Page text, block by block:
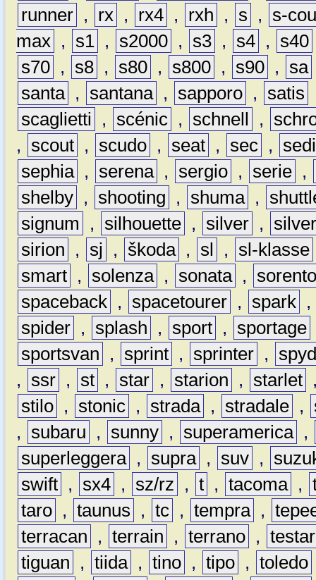
runner , rx , rx4 , rxh , s ,
s-
max , s1 , s2000 , s3 , s4 , s40
s70 , s8 , s80 , s800 , s90 , sa
santa , santana , sapporo , satis
scaglietti
, scénic , schnell ,
,
scout , scudo , seat , sec ,
sephia , serena , sergio , serie ,
shelby , shooting , shuma ,
signum
, silhouette , silver ,
sirion
, sj , škoda , sl , sl-klasse
smart , solenza , sonata ,
spaceback , spacetourer , spark ,
spider , splash , sport , sportage
sportsvan
, sprint , sprinter ,
,
ssr , st , star , starion , starlet
stilo , stonic , strada , stradale ,
,
subaru , sunny , superamerica ,
superleggera , supra , suv ,
swift , sx4 , sz/rz , t , tacoma ,
taro , taunus , tc , tempra ,
terracan
, terrain , terrano ,
tiguan
, tiida , tino , tipo , toledo